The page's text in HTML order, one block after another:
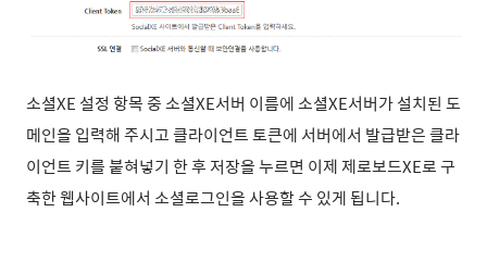
소셜XE 설정 항목 중 소셜XE서버 이름에 소셜XE서버가 설치된 도
메인을 입력해 주시고 클라이언트 토큰에 서버에서 발급받은 클라
이언트 키를 붙혀넣기 한 후 저장을 누르면 이제 제로보드XE로 구
축한 웹사이트에서 소셜로그인을 사용할 수 있게 됩니다.